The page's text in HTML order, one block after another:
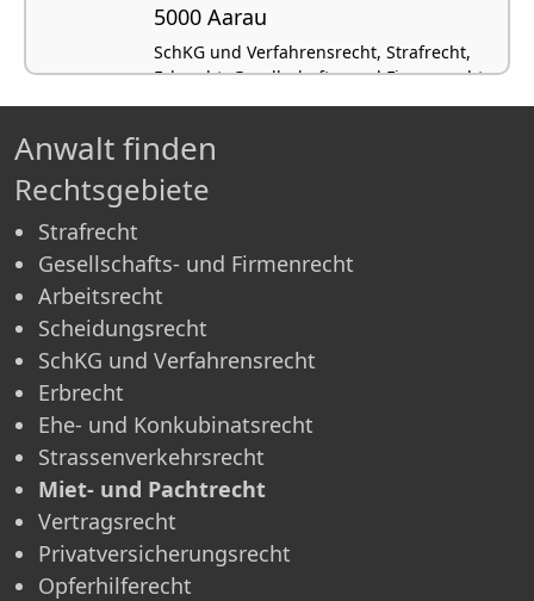
5000 Aarau
SchKG und Verfahrensrecht, Strafrecht,
Erbrecht, Gesellschafts- und Firmenrecht,
Ehe- und Konkubinatsrecht
Anwalt finden
Rechtsgebiete
Strafrecht
Gesellschafts- und Firmenrecht
Arbeitsrecht
Scheidungsrecht
SchKG und Verfahrensrecht
Erbrecht
Ehe- und Konkubinatsrecht
Strassenverkehrsrecht
Miet- und Pachtrecht
Vertragsrecht
Privatversicherungsrecht
Opferhilferecht